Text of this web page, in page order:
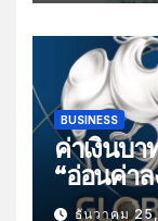
BUSINESS
ค่าเงินบ
“อ่อนค่าล
ธันวาคม